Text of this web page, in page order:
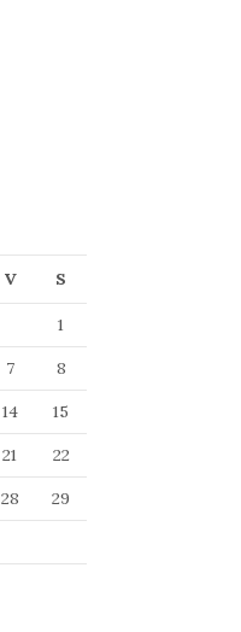
V S
1
7
8
14
15
21
22
28
29